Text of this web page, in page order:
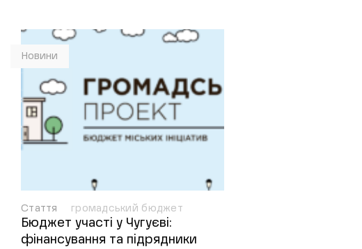
Новини
Стаття громадський бюджет
Бюджет участі у Чугуєві:
фінансування та підрядники